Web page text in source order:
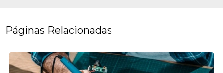
Páginas Relacionadas